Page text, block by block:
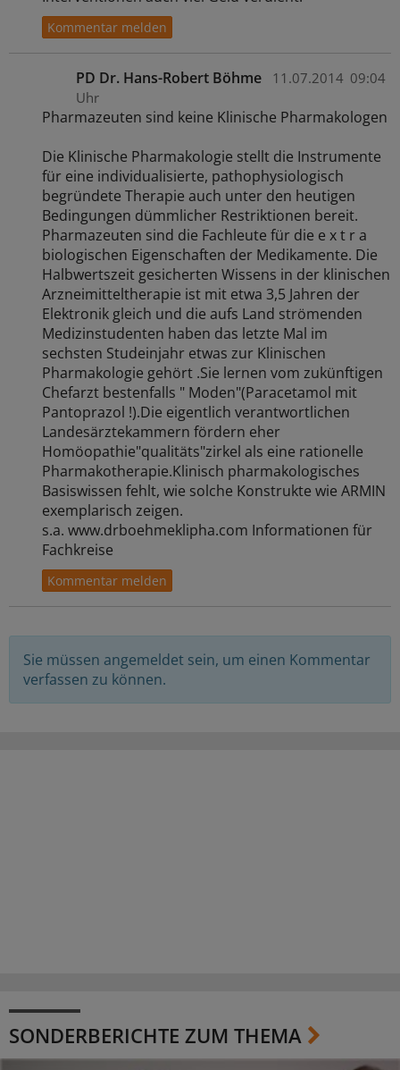
PD Dr. Hans-Robert Böhme 11.07.2014 09:04
Uhr
Pharmazeuten sind keine Klinische Pharmakologen
Die Klinische Pharmakologie stellt die Instrumente
für eine individualisierte, pathophysiologisch
begründete Therapie auch unter den heutigen
Bedingungen dümmlicher Restriktionen bereit.
Pharmazeuten sind die Fachleute für die e x t r a
biologischen Eigenschaften der Medikamente. Die
Halbwertszeit gesicherten Wissens in der klinischen
Arzneimitteltherapie ist mit etwa 3,5 Jahren der
Elektronik gleich und die aufs Land strömenden
Medizinstudenten haben das letzte Mal im
sechsten Studeinjahr etwas zur Klinischen
Pharmakologie gehört .Sie lernen vom zukünftigen
Chefarzt bestenfalls " Moden"(Paracetamol mit
Pantoprazol !).Die eigentlich verantwortlichen
Landesärztekammern fördern eher
Homöopathie"qualitäts"zirkel als eine rationelle
Pharmakotherapie.Klinisch pharmakologisches
Basiswissen fehlt, wie solche Konstrukte wie ARMIN
exemplarisch zeigen.
s.a. www.drboehmeklipha.com Informationen für
Fachkreise
Sie müssen angemeldet sein, um einen Kommentar
verfassen zu können.
SONDERBERICHTE ZUM THEMA